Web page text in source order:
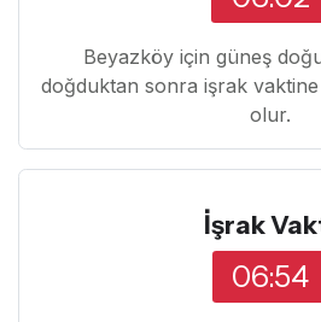
Beyazköy için güneş
doğduktan sonra işrak
olur.
İşrak
06:54